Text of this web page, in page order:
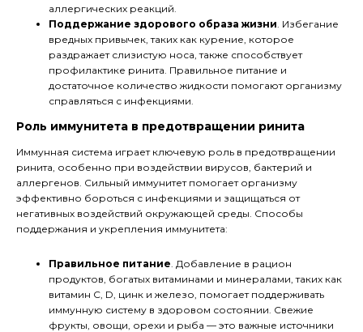
аллергических реакций.
Поддержание здорового образа жизни. Избегание
вредных привычек, таких как курение, которое
раздражает слизистую носа, также способствует
профилактике ринита. Правильное питание и
достаточное количество жидкости помогают организму
справляться с инфекциями.
Роль иммунитета в предотвращении ринита
Иммунная система играет ключевую роль в предотвращении
ринита, особенно при воздействии вирусов, бактерий и
аллергенов. Сильный иммунитет помогает организму
эффективно бороться с инфекциями и защищаться от
негативных воздействий окружающей среды. Способы
поддержания и укрепления иммунитета:
Правильное питание . Добавление в рацион
продуктов, богатых витаминами и минералами, таких как
витамин C, D, цинк и железо, помогает поддерживать
иммунную систему в здоровом состоянии. Свежие
фрукты, овощи, орехи и рыба — это важные источники